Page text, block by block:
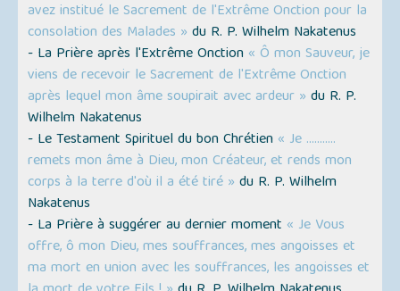
avez institué le Sacrement de l'Extrême Onction pour la
consolation des Malades » du R. P. Wilhelm Nakatenus
- La Prière après l'Extrême Onction « Ô mon Sauveur, je
viens de recevoir le Sacrement de l'Extrême Onction
après lequel mon âme soupirait avec ardeur » du R. P.
Wilhelm Nakatenus
- Le Testament Spirituel du bon Chrétien « Je ...........
remets mon âme à Dieu, mon Créateur, et rends mon
corps à la terre d'où il a été tiré » du R. P. Wilhelm
Nakatenus
- La Prière à suggérer au dernier moment « Je Vous
offre, ô mon Dieu, mes souffrances, mes angoisses et
ma mort en union avec les souffrances, les angoisses et